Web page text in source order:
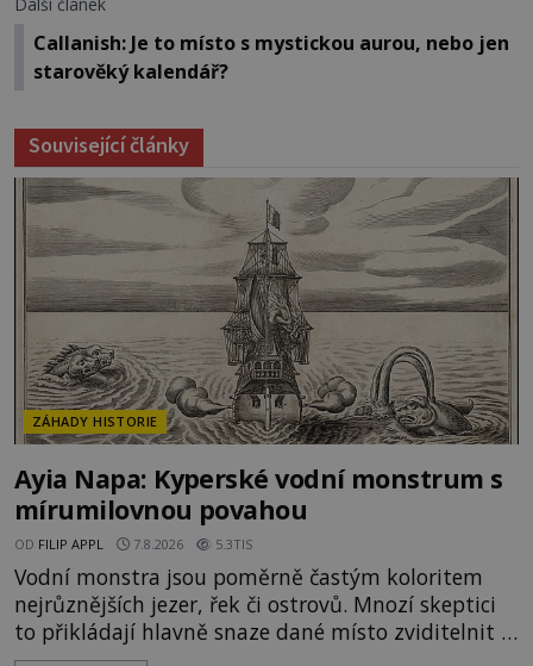
Callanish: Je to místo s mystickou aurou, nebo jen
starověký kalendář?
Související články
ZÁHADY HISTORIE
Ayia Napa: Kyperské vodní monstrum s
mírumilovnou povahou
OD FILIP APPL 7.8.2026 5.3TIS
Vodní monstra jsou poměrně častým koloritem
nejrůznějších jezer, řek či ostrovů. Mnozí skeptici
to přikládají hlavně snaze dané místo zviditelnit a
přitáhnout k němu pozornost záhadám